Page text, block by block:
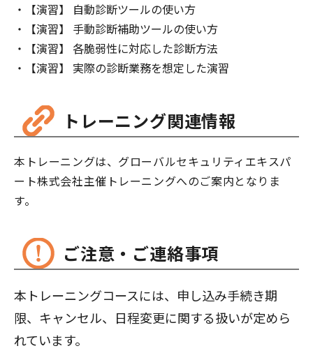
【演習】 自動診断ツールの使い方
【演習】 手動診断補助ツールの使い方
【演習】 各脆弱性に対応した診断方法
【演習】 実際の診断業務を想定した演習
トレーニング関連情報
本トレーニングは、グローバルセキュリティエキスパ
ート株式会社主催トレーニングへのご案内となりま
す。
ご注意・ご連絡事項
本トレーニングコースには、申し込み手続き期
限、キャンセル、日程変更に関する扱いが定めら
れています。